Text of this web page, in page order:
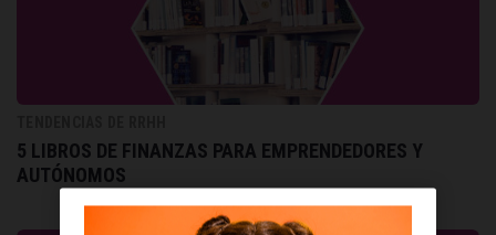
5 LIBROS DE FINANZAS PARA EMPRENDEDORES Y
AUTÓNOMOS